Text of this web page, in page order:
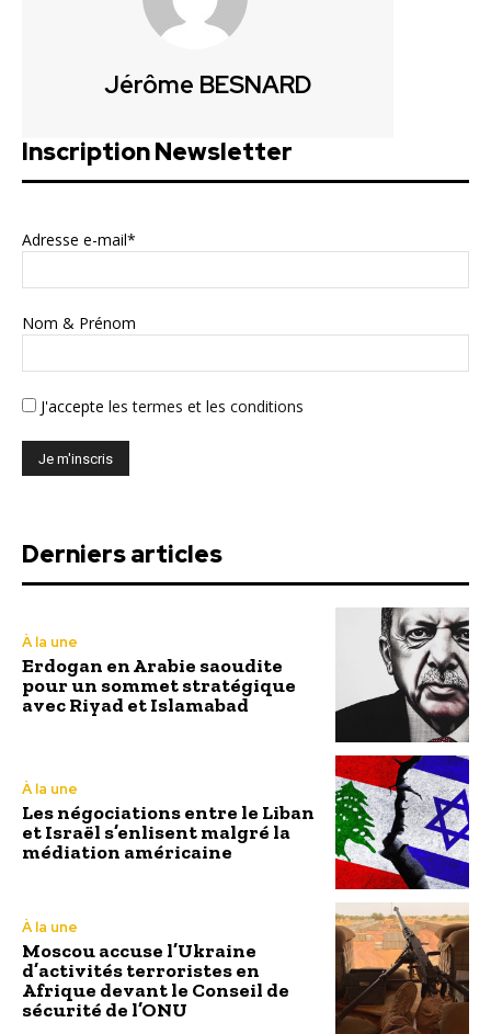
Jérôme BESNARD
Inscription Newsletter
Adresse e-mail*
Nom & Prénom
J'accepte les termes et les conditions
Derniers articles
À la une
Erdogan en Arabie saoudite
pour un sommet stratégique
avec Riyad et Islamabad
À la une
Les négociations entre le Liban
et Israël s’enlisent malgré la
médiation américaine
À la une
Moscou accuse l’Ukraine
d’activités terroristes en
Afrique devant le Conseil de
sécurité de l’ONU